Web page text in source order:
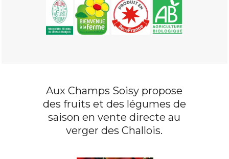
Aux Champs Soisy propose
des fruits et des légumes de
saison en vente directe au
verger des Challois.